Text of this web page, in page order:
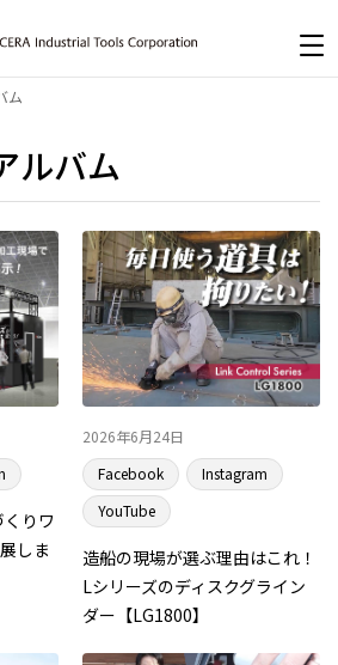
ム
ルバム
りワ
しま
2026年6月24日
Facebook
Instagram
YouTube
造船の現場が選ぶ理由はこれ！
Lシリーズのディスクグライン
ダー【LG1800】